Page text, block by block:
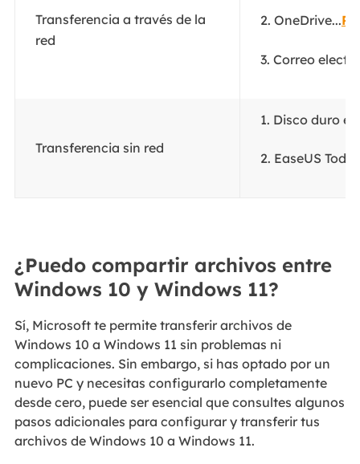
Transferencia a través de la
red
2. OneDrive...
3. Correo
Transferencia sin red
1. Disco duro
2. EaseUS Todo
¿Puedo compartir archivos entre
Windows 10 y Windows 11?
Sí, Microsoft te permite transferir archivos de
Windows 10 a Windows 11 sin problemas ni
complicaciones. Sin embargo, si has optado por un
nuevo PC y necesitas configurarlo completamente
desde cero, puede ser esencial que consultes algunos
pasos adicionales para configurar y transferir tus
archivos de Windows 10 a Windows 11.